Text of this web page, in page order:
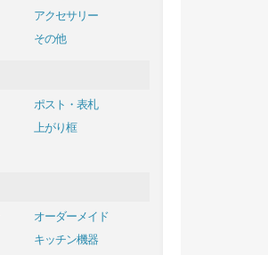
アクセサリー
その他
ポスト・表札
上がり框
オーダーメイド
キッチン機器